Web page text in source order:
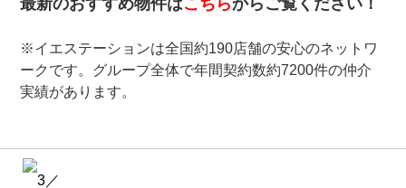
最新のおすすめ物件はこちらからご覧ください！
※イエステーションは全国約190店舗の安心のネットワ
ークです。グループ全体で年間契約数約7200件の仲介
実績があります。